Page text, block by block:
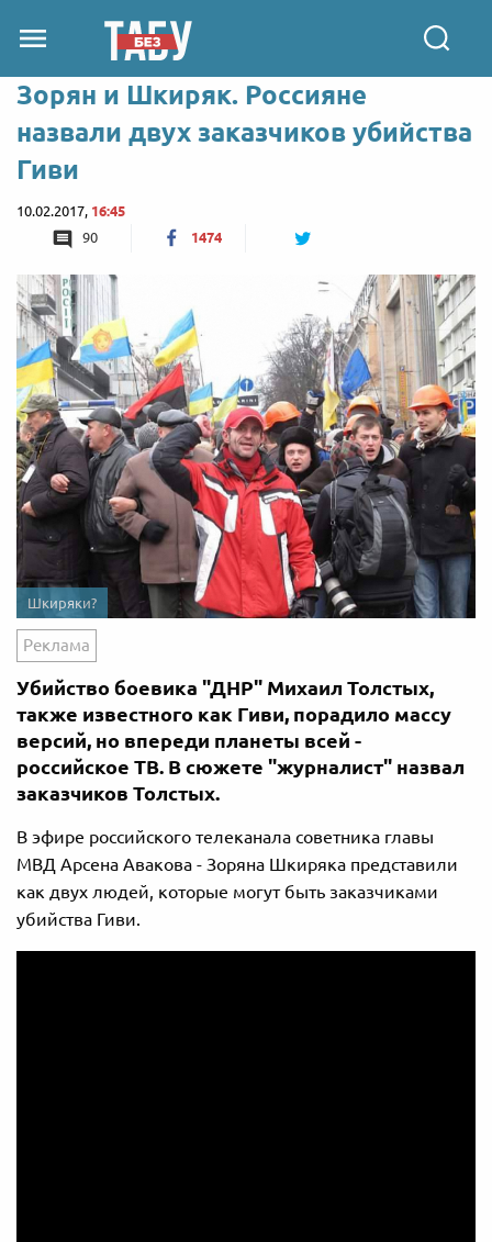
Зорян и Шкиряк. Россияне
назвали двух заказчиков убийства
Гиви
10.02.2017, 16:45
90
1474
Шкиряки?
Реклама
Убийство боевика "ДНР" Михаил Толстых,
также известного как Гиви, порадило массу
версий, но впереди планеты всей -
российское ТВ. В сюжете "журналист" назвал
заказчиков Толстых.
В эфире российского телеканала советника главы
МВД Арсена Авакова - Зоряна Шкиряка представили
как двух людей, которые могут быть заказчиками
убийства Гиви.